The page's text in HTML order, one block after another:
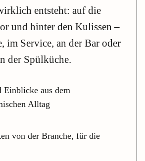
entsteht: auf die
und hinter den Kulissen –
im Service, an der Bar oder
der Spülküche.
Einblicke aus dem
Alltag
von der Branche, für die